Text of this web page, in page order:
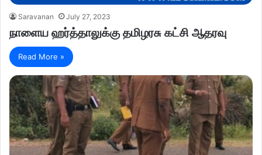
Saravanan July 27, 2023
நாளைய ஹர்த்தாலுக்கு தமிழரசு கட்சி ஆதரவு
Read More »